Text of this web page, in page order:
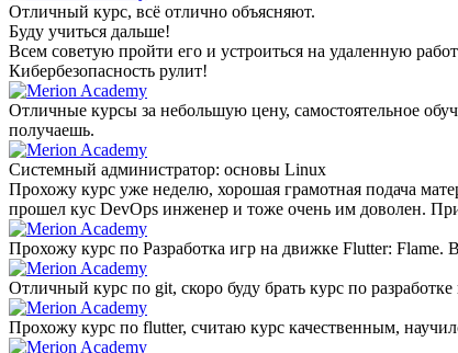
Отличный курс, всё отлично объясняют.
Буду учиться дальше!
Всем советую пройти его и устроиться на удаленную
Кибербезопасность рулит!
Отличные курсы за небольшую цену, самостоятельное
получаешь.
Системный администратор: основы Linux
Прохожу курс уже неделю, хорошая грамотная подача
прошел кус DevOps инженер и тоже очень им доволен.
Прохожу курс по Разработка игр на движке Flutter: Flame.
Отличный курс по git, скоро буду брать курс по
Прохожу курс по flutter, считаю курс качественным,